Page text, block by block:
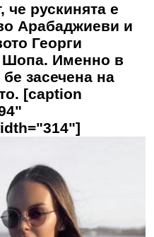
че рускинята е
Арабаджиеви и
Георги
Именно в
засечена на
[caption